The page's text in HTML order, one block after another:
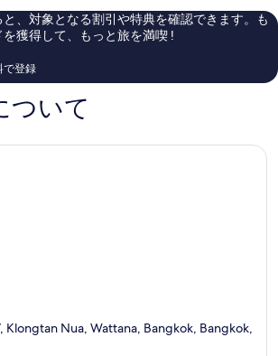
ビ
ッ
ミ
1,002
と、対象となる割引や特典を確認できます。も
を獲得して、もっと旅を満喫 !
で登録
ついて
Klongtan Nua, Wattana, Bangkok, Bangkok,